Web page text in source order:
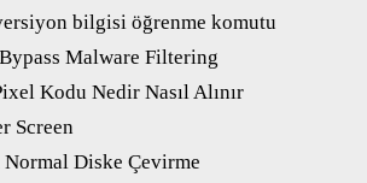
bilgisi öğrenme komutu
Malware Filtering
Kodu Nedir Nasıl Alınır
Screen
Diske Çevirme